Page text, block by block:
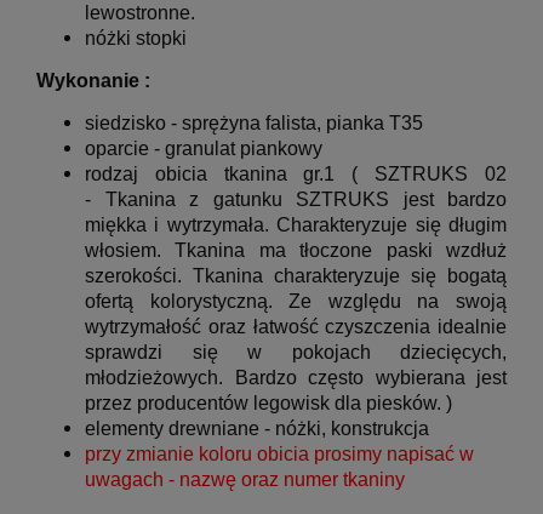
lewostronne.
nóżki stopki
Wykonanie :
siedzisko - sprężyna falista, pianka T35
oparcie - granulat piankowy
rodzaj obicia tkanina gr.1 ( SZTRUKS 02
- Tkanina z gatunku SZTRUKS jest bardzo
miękka i wytrzymała. Charakteryzuje się długim
włosiem. Tkanina ma tłoczone paski wzdłuż
szerokości. Tkanina charakteryzuje się bogatą
ofertą kolorystyczną. Ze względu na swoją
wytrzymałość oraz łatwość czyszczenia idealnie
sprawdzi się w pokojach dziecięcych,
młodzieżowych. Bardzo często wybierana jest
przez producentów legowisk dla piesków. )
elementy drewniane - nóżki, konstrukcja
przy zmianie koloru obicia prosimy napisać w
uwagach - nazwę oraz numer tkaniny